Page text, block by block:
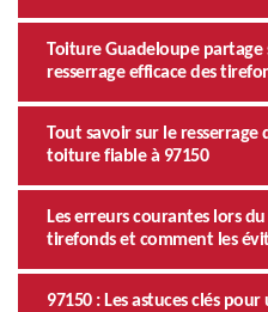
Toiture Guadeloupe partage
resserrage efficace des
Tout savoir sur le
toiture fiable à 97150
Les erreurs courantes lors
tirefonds et comment les
97150 : Les astuces clés